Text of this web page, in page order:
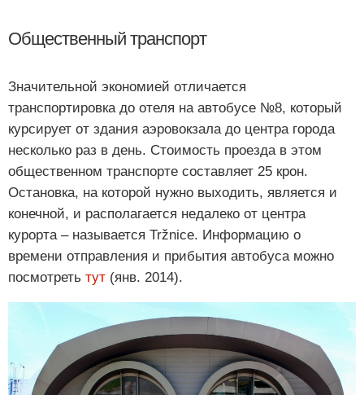
Общественный транспорт
Значительной экономией отличается
транспортировка до отеля на автобусе №8, который
курсирует от здания аэровокзала до центра города
несколько раз в день. Стоимость проезда в этом
общественном транспорте составляет 25 крон.
Остановка, на которой нужно выходить, является и
конечной, и располагается недалеко от центра
курорта – называется Tržnice. Информацию о
времени отправления и прибытия автобуса можно
посмотреть тут (янв. 2014).